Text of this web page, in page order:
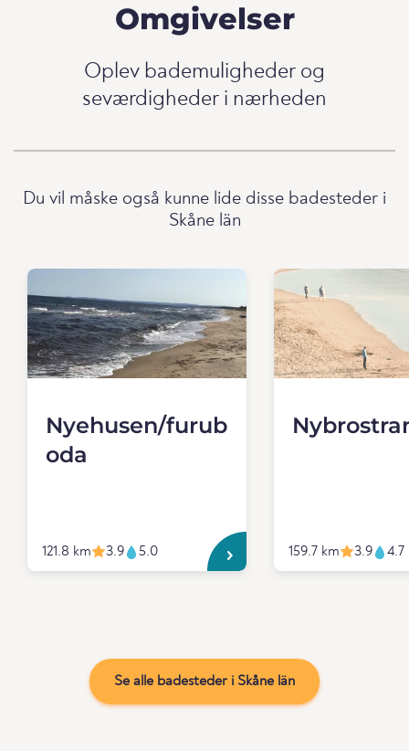
Omgivelser
Oplev bademuligheder og
seværdigheder i nærheden
Du vil måske også kunne lide disse badesteder i
Skåne län
Nyehusen/furub
oda
121.8 km 3.9 5.0 159.7 km 3.9 4.7
Se alle badesteder i Skåne län